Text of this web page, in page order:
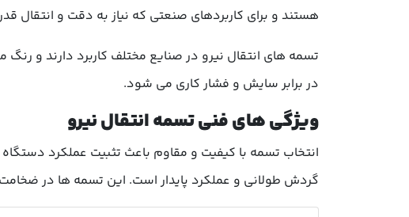
هستند و برای کاربردهای صنعتی که نیاز به دقت و انتقال
تسمه های انتقال نیرو در صنایع مختلف کاربرد دارند و
در برابر سایش و فشار کاری می شود.
ویژگی های فنی تسمه انتقال نیرو
انتخاب تسمه با کیفیت و مقاوم باعث تثبیت عملکرد
گردش طولانی و عملکرد پایدار است. این تسمه ها در